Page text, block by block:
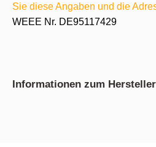
Sie diese Angaben und die
WEEE Nr. DE95117429
Informationen zum Hersteller